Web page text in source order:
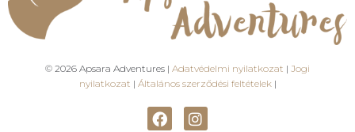
© 2026 Apsara Adventures | Adatvédelmi nyilatkozat | Jogi
nyilatkozat | Általános szerződési feltételek |